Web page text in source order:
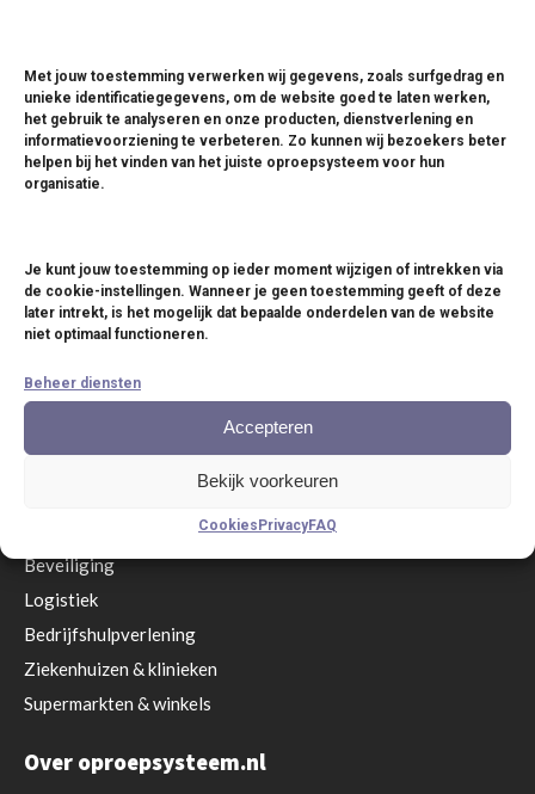
Met jouw toestemming verwerken wij gegevens, zoals surfgedrag en
unieke identificatiegegevens, om de website goed te laten werken,
het gebruik te analyseren en onze producten, dienstverlening en
informatievoorziening te verbeteren. Zo kunnen wij bezoekers beter
helpen bij het vinden van het juiste oproepsysteem voor hun
organisatie.
Je kunt jouw toestemming op ieder moment wijzigen of intrekken via
de cookie-instellingen. Wanneer je geen toestemming geeft of deze
later intrekt, is het mogelijk dat bepaalde onderdelen van de website
niet optimaal functioneren.
Beheer diensten
Accepteren
Bekijk voorkeuren
Cookies PrivacyFAQ
Zendmodules
Ontvangers
Pagers
Accessoires
Service anno nu
Eetgelegenheden & zelfbedieningsrestaurants
Beveiliging
Logistiek
Bedrijfshulpverlening
Ziekenhuizen & klinieken
Supermarkten & winkels
Over oproepsysteem.nl